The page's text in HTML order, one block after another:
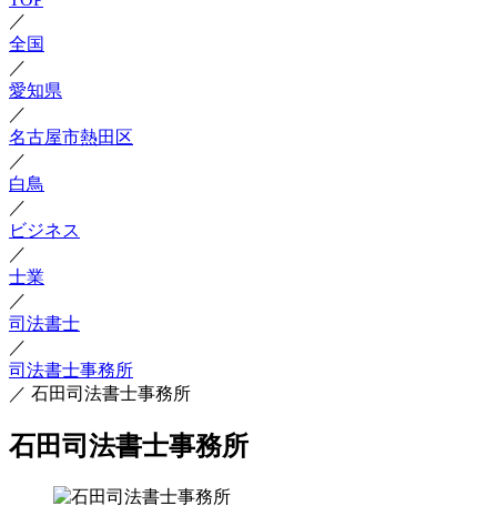
／
全国
／
愛知県
／
名古屋市熱田区
／
白鳥
／
ビジネス
／
士業
／
司法書士
／
司法書士事務所
／ 石田司法書士事務所
石田司法書士事務所